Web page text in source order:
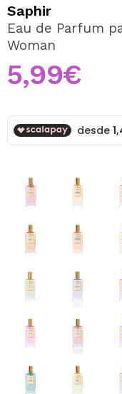
Al crear una cuenta
tus compras
Saphir
Eau de Parfum
Woman
5,99€